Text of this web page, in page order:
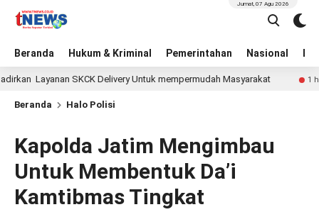
Beranda Hukum & Kriminal Pemerintahan Nasional
Jumat, 07 Agu 2026
Layanan SKCK Delivery Untuk mempermudah Masyarakat 1 hari
Beranda Halo Polisi
Kapolda Jatim Mengimbau
Untuk Membentuk Da’i
Kamtibmas Tingkat